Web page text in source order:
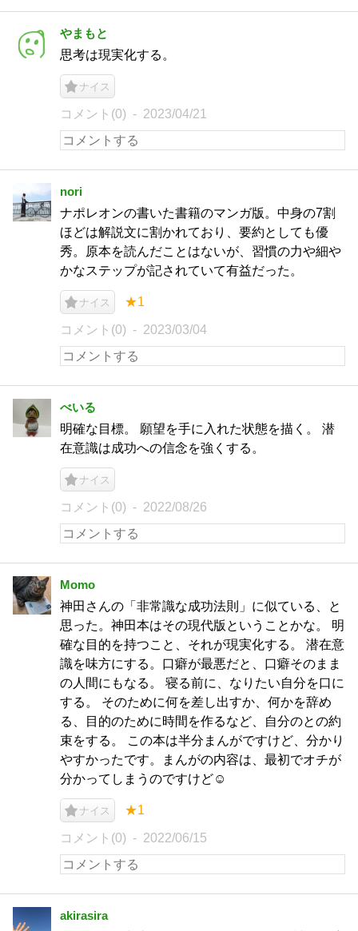
やまもと
思考は現実化する。
ナイス
コメント(0) 2023/04/21
nori
ナポレオンの書いた書籍のマンガ版。中身の7割
ほどは解説文に割かれており、要約としても優
秀。原本を読んだことはないが、習慣の力や細や
かなステップが記されていて有益だった。
ナイス ★1
コメント(0) 2023/03/04
べいる
明確な目標。 願望を手に入れた状態を描く。 潜
在意識は成功への信念を強くする。
ナイス
コメント(0) 2022/08/26
Momo
神田さんの「非常識な成功法則」に似ている、と
思った。神田本はその現代版ということかな。 明
確な目的を持つこと、それが現実化する。 潜在意
識を味方にする。口癖が最悪だと、口癖そのまま
の人間にもなる。 寝る前に、なりたい自分を口に
する。 そのために何を差し出すか、何かを辞め
る、目的のために時間を作るなど、自分のとの約
束をする。 この本は半分まんがですけど、分かり
やすかったです。まんがの内容は、最初でオチが
分かってしまうのですけど☺
ナイス ★1
コメント(0) 2022/06/15
akirasira